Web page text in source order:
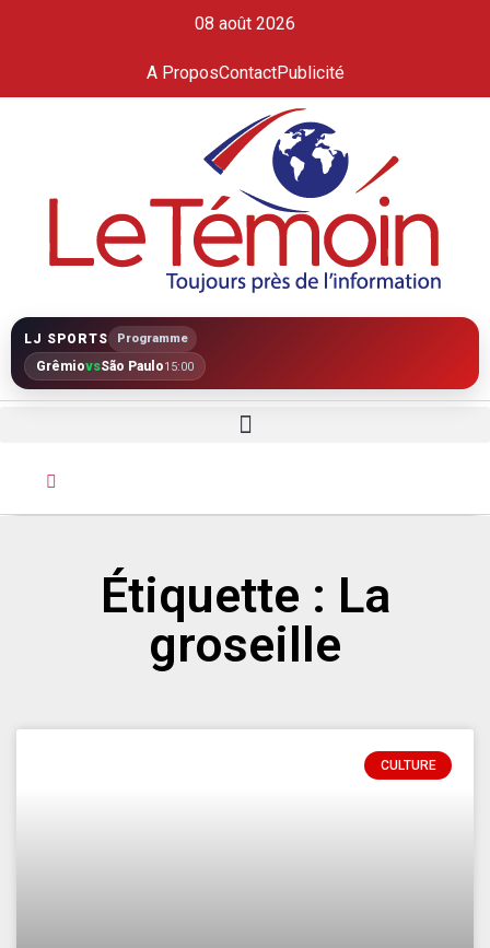
08 août 2026
A ProposContactPublicité
LJ SPORTS Programme
GrêmiovsSão Paulo15:00
Étiquette : La
groseille
CULTURE